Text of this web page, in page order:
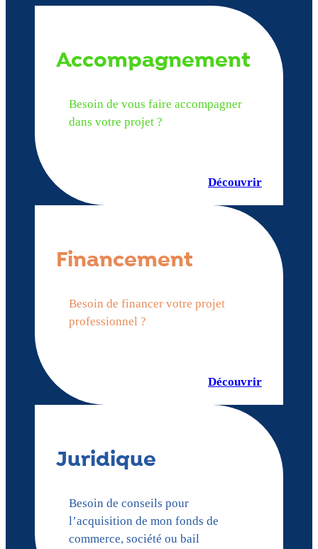
Accompagnement
Besoin de vous faire accompagner
dans votre projet ?
Découvrir
Financement
Besoin de financer votre projet
professionnel ?
Découvrir
Juridique
Besoin de conseils pour
l’acquisition de mon fonds de
commerce, société ou bail